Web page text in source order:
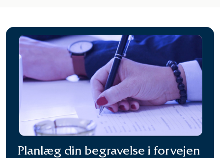
Planlæg din begravelse i forvejen